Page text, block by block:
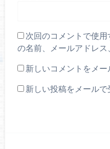
次回のコメントで使
の名前、メールアドレス
新しいコメントをメー
新しい投稿をメールで